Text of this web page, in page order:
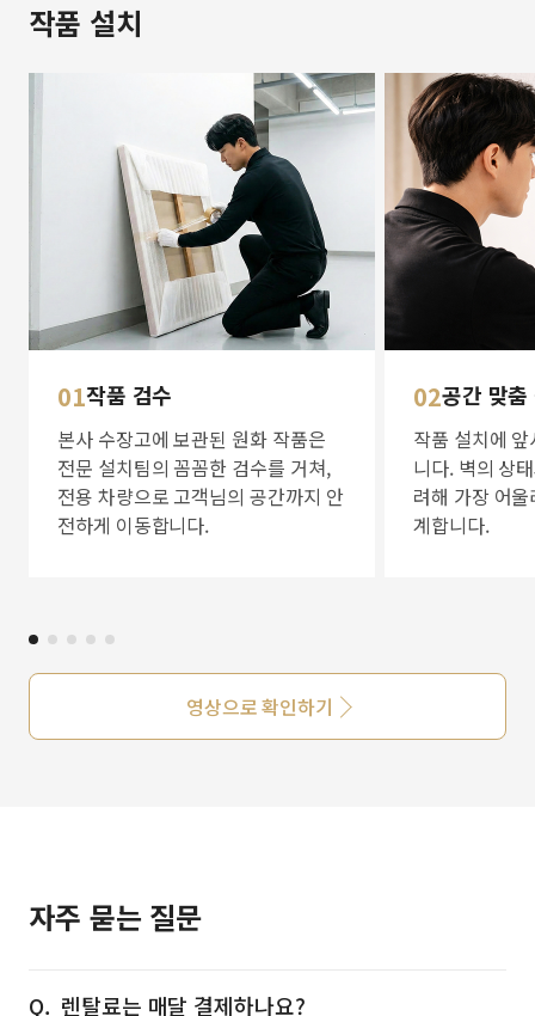
작품 설치
01작품 검수
본사 수장고에 보관된 원화 작품은
전문 설치팀의 꼼꼼한 검수를 거쳐,
전용 차량으로 고객님의 공간까지 안
전하게 이동합니다.
02공간 맞
작품 설치에
니다. 벽의 상
려해 가장 어
계합니다.
영상으로 확인하기
자주 묻는 질문
렌탈료는 매달 결제하나요?